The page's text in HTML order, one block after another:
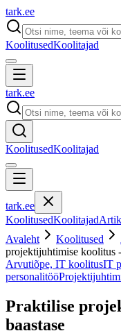
tark.ee
KoolitusedKoolitajad
tark.ee
KoolitusedKoolitajad
tark.ee
KoolitusedKoolitajad
Avaleht
Koolitused
projektijuhtimise koolitus -
Arvutiõpe, IT koolitusIT
personalitöö
Praktilise
baastase